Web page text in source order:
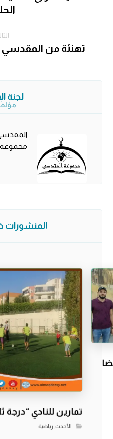
تهنئة من المقدسي
لجنة
المنشورات
تمارين للنادي
الأحدث, رياضية